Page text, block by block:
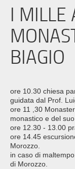
EVENTI
CONTATTI
PRESS
I MILLE
BIAGIO
ore 10.30 chiesa
guidata dal Prof.
ore 11 ,30
monastico e del
ore 12.30 - 13.00
ore 14.45
Morozzo.
in caso di
di Morozzo.